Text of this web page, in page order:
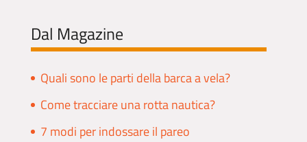
Dal Magazine
Quali sono le parti della barca a vela?
Come tracciare una rotta nautica?
7 modi per indossare il pareo